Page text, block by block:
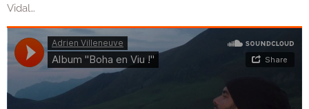
Vidal…